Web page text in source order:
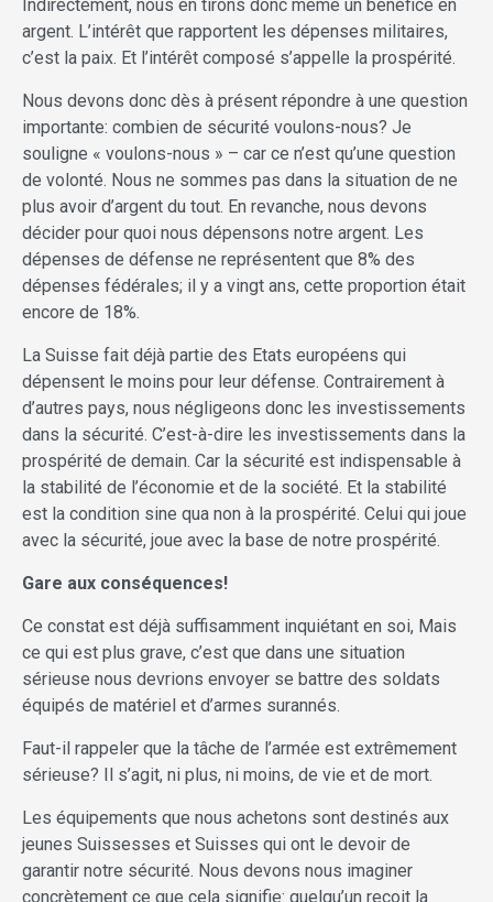
Indirectement, nous en tirons donc même un bénéfice en
argent. L’intérêt que rapportent les dépenses militaires,
c’est la paix. Et l’intérêt composé s’appelle la prospérité.
Nous devons donc dès à présent répondre à une question
importante: combien de sécurité voulons-nous? Je
souligne « voulons-nous » – car ce n’est qu’une question
de volonté. Nous ne sommes pas dans la situation de ne
plus avoir d’argent du tout. En revanche, nous devons
décider pour quoi nous dépensons notre argent. Les
dépenses de défense ne représentent que 8% des
dépenses fédérales; il y a vingt ans, cette proportion était
encore de 18%.
La Suisse fait déjà partie des Etats européens qui
dépensent le moins pour leur défense. Contrairement à
d’autres pays, nous négligeons donc les investissements
dans la sécurité. C’est-à-dire les investissements dans la
prospérité de demain. Car la sécurité est indispensable à
la stabilité de l’économie et de la société. Et la stabilité
est la condition sine qua non à la prospérité. Celui qui joue
avec la sécurité, joue avec la base de notre prospérité.
Gare aux conséquences!
Ce constat est déjà suffisamment inquiétant en soi, Mais
ce qui est plus grave, c’est que dans une situation
sérieuse nous devrions envoyer se battre des soldats
équipés de matériel et d’armes surannés.
Faut-il rappeler que la tâche de l’armée est extrêmement
sérieuse? Il s’agit, ni plus, ni moins, de vie et de mort.
Les équipements que nous achetons sont destinés aux
jeunes Suissesses et Suisses qui ont le devoir de
garantir notre sécurité. Nous devons nous imaginer
concrètement ce que cela signifie: quelqu’un reçoit la